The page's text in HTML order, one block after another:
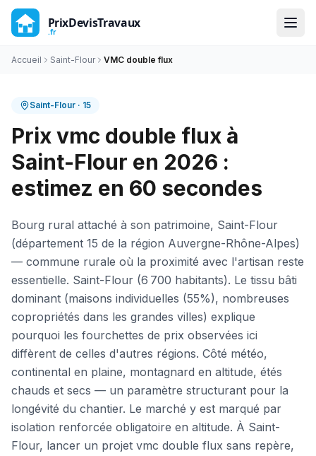
Accueil Saint-Flour VMC double flux
Saint-Flour · 15
Prix vmc double flux à
Saint-Flour en 2026 :
estimez en 60 secondes
Bourg rural attaché à son patrimoine, Saint-Flour
(département 15 de la région Auvergne-Rhône-Alpes)
— commune rurale où la proximité avec l'artisan reste
essentielle. Saint-Flour (6 700 habitants). Le tissu bâti
dominant (maisons individuelles (55%), nombreuses
copropriétés dans les grandes villes) explique
pourquoi les fourchettes de prix observées ici
diffèrent de celles d'autres régions. Côté météo,
continental en plaine, montagnard en altitude, étés
chauds et secs — un paramètre structurant pour la
longévité du chantier. Le marché y est marqué par
isolation renforcée obligatoire en altitude. À Saint-
Flour, lancer un projet vmc double flux sans repère,